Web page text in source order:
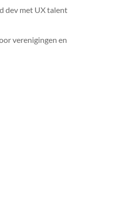
dev met UX talent
verenigingen en